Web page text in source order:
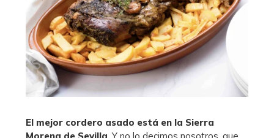
El mejor cordero asado está en la Sierra